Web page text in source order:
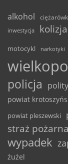
alkohol
inwestycja
kolizja
motocykl narkotyki
policja
powiat
powiat pleszewski
straż pożarna
wypadek
żużel